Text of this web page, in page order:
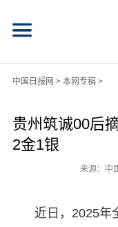
中国日报网 > 本网专稿>
贵州筑诚00后
2金1银
来源：中
近日，2025年